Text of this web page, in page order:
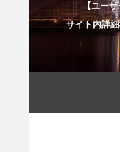
【ユー
サイト内詳